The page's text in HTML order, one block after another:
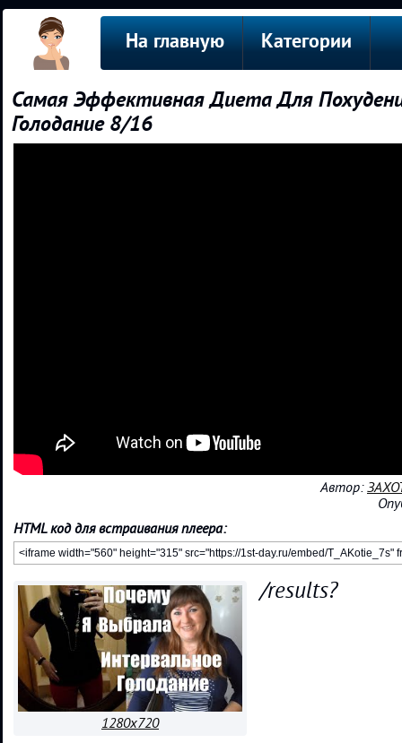
На главную Категории
Самая Эффективная Диета Для
Голодание 8/16
Автор:
HTML код для встраивания плеера:
1280x720
/results?